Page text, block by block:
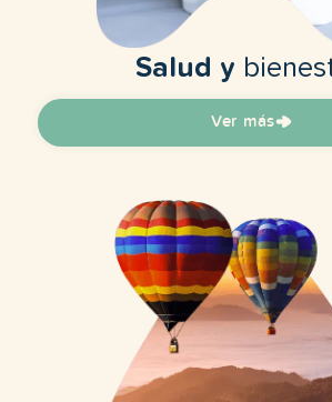
Salud y
Ver más